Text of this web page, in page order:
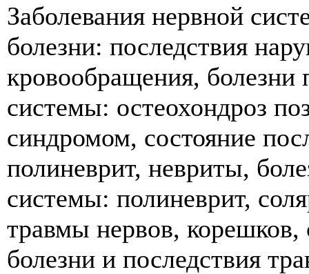
Заболевания нервной
болезни: последствия
кровообращения, болезни
системы: остеохондроз
синдромом, состояние
полиневрит, невриты,
системы: полиневрит,
травмы нервов, корешков,
болезни и последствия